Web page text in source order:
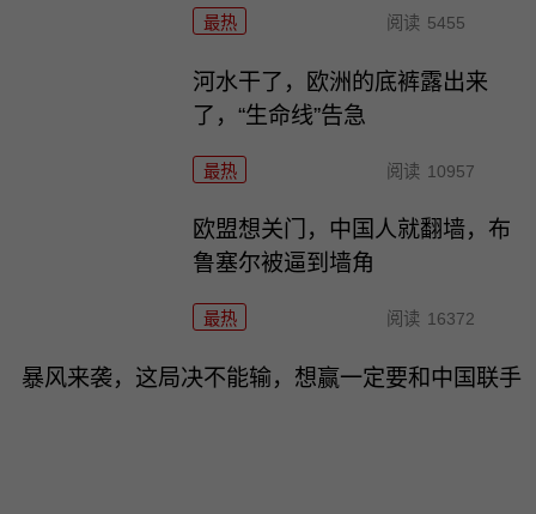
最热 阅读 5455
河水干了，欧洲的底裤露出来
了，“生命线”告急
最热 阅读 10957
欧盟想关门，中国人就翻墙，布
鲁塞尔被逼到墙角
最热 阅读 16372
暴风来袭，这局决不能输，想赢一定要和中国联手